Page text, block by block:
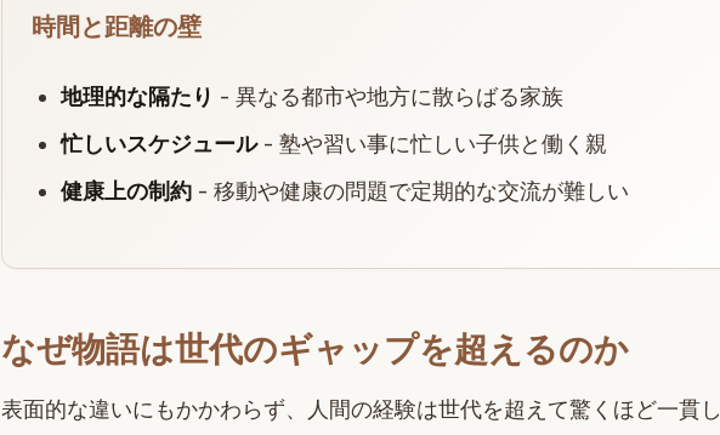
時間と距離の壁
地理的な隔たり - 異なる都市や地方に散らばる家族
忙しいスケジュール- 塾や習い事に忙しい子供と働く親
健康上の制約 - 移動や健康の問題で定期的な交流が難しい
なぜ物語は世代のギャップを超えるのか
表面的な違いにもかかわらず、人間の経験は世代を超えて驚くほど一貫